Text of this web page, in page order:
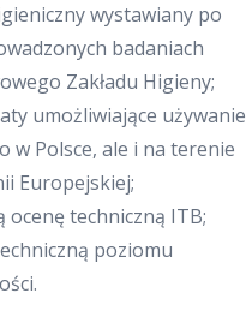
wystawiany po
badaniach
Zakładu Higieny;
umożliwiające używanie
w Polsce, ale i na terenie
Europejskiej;
ocenę techniczną ITB;
poziomu